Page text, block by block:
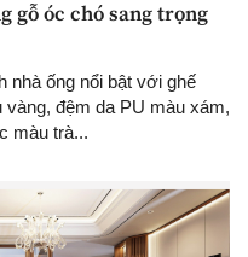
gỗ óc chó sang trọng
nhà ống nổi bật với ghế
đệm da PU màu xám,
màu trà...